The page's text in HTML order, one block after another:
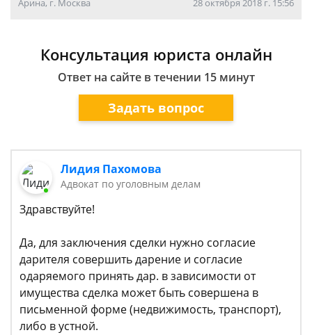
Арина, г. Москва 28 октября 2018 г. 15:56
Консультация юриста онлайн
Ответ на сайте в течении 15 минут
Задать вопрос
Лидия Пахомова
Адвокат по уголовным делам
Здравствуйте!
Да, для заключения сделки нужно согласие
дарителя совершить дарение и согласие
одаряемого принять дар. в зависимости от
имущества сделка может быть совершена в
письменной форме (недвижимость, транспорт),
либо в устной.